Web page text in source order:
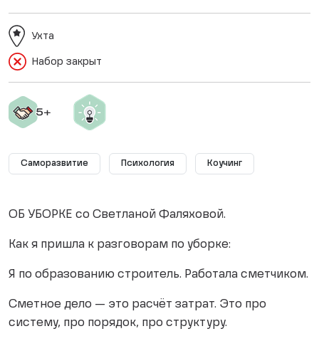
Набор закрыт
Ухта
Саморазвитие Психология Коучинг
ОБ УБОРКЕ со Светланой Фаляховой.
Как я пришла к разговорам по уборке:
Я по образованию строитель. Работала сметчиком.
Сметное дело — это расчёт затрат. Это про
систему, про порядок, про структуру.